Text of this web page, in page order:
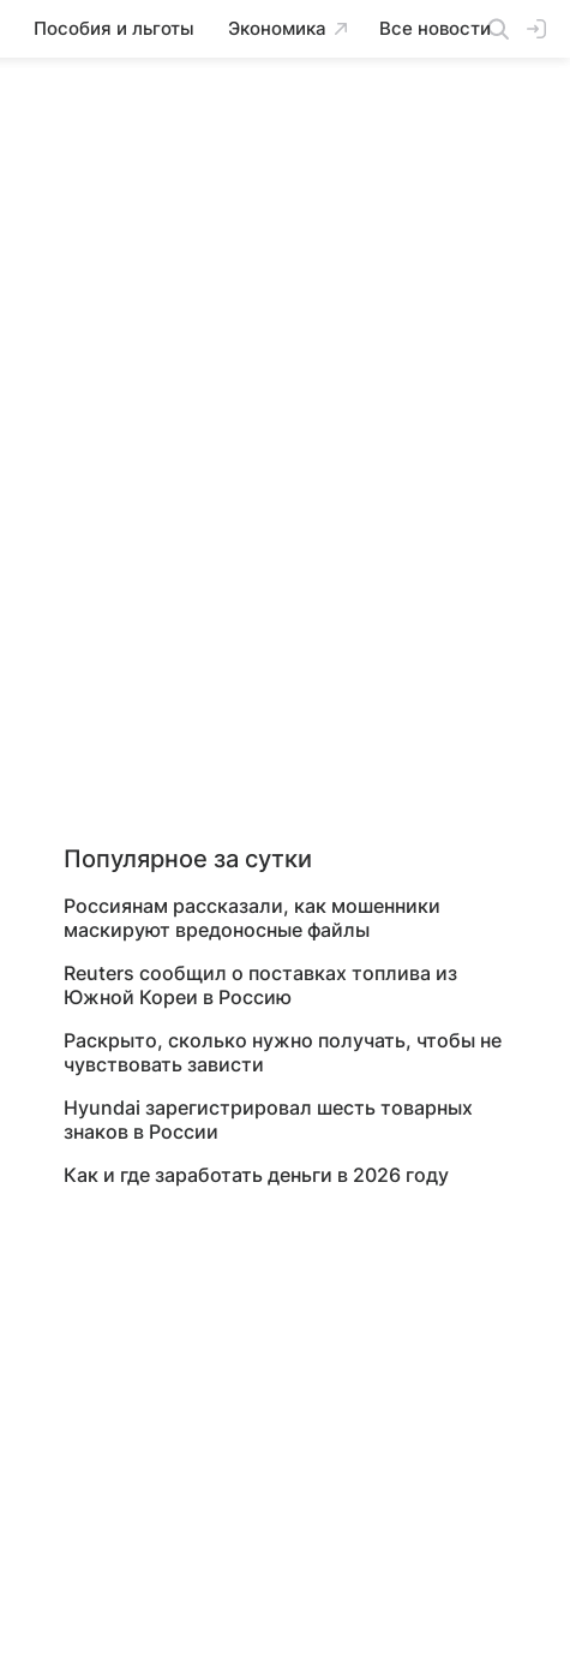
Пособия и льготы Экономика Все новости
Популярное за сутки
Россиянам рассказали, как мошенники
маскируют вредоносные файлы
Reuters сообщил о поставках топлива из
Южной Кореи в Россию
Раскрыто, сколько нужно получать, чтобы не
чувствовать зависти
Hyundai зарегистрировал шесть товарных
знаков в России
Как и где заработать деньги в 2026 году